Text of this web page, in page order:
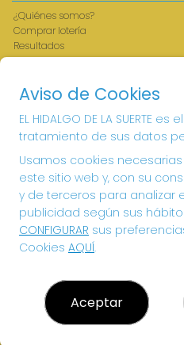
¿Quiénes somos?
Comprar lotería
Resultados
Contacto
Registro
CONTACTO
ADMINISTRACION DE
INFANTES - RECEPTOR
926360785
Clica aquí para contactar por
605897938
info@elhidalgodelasuerte.com
PLAZA MAYOR, 4 VILLANUEVA DE LOS
(Ciudad Real) España
Aviso de Cookies
EL HIDALGO DE LA SUERTE
tratamiento de sus datos
Usamos cookies
este sitio web y, con su
y de terceros para analizar
publicidad según sus
CONFIGURAR sus
Cookies AQUÍ.
Aceptar